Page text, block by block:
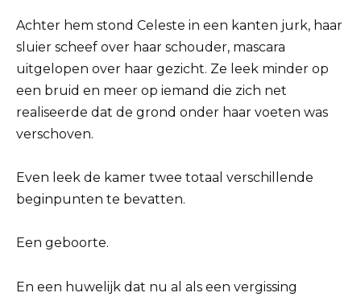
Achter hem stond Celeste in een kanten jurk, haar
sluier scheef over haar schouder, mascara
uitgelopen over haar gezicht. Ze leek minder op
een bruid en meer op iemand die zich net
realiseerde dat de grond onder haar voeten was
verschoven.
Even leek de kamer twee totaal verschillende
beginpunten te bevatten.
Een geboorte.
En een huwelijk dat nu al als een vergissing